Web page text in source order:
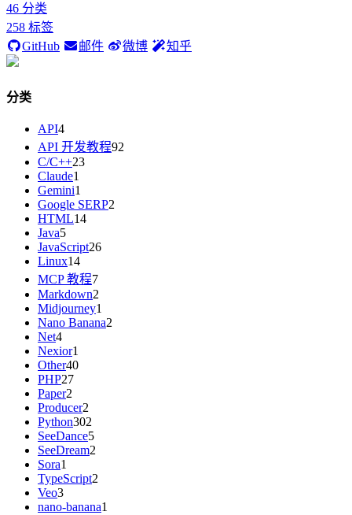
46 分类
258 标签
GitHub
邮件 微博 知乎
分类
API4
API 开发教程92
C/C++23
Claude1
Gemini1
Google SERP2
HTML14
Java5
JavaScript26
Linux14
MCP 教程7
Markdown2
Midjourney1
Nano Banana2
Net4
Nexior1
Other40
PHP27
Paper2
Producer2
Python302
SeeDance5
SeeDream2
Sora1
TypeScript2
Veo3
nano-banana1